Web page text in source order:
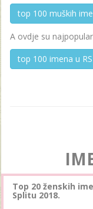
top 100 muških
A ovdje su
top 100 imena u
Top 20 ženskih
Splitu 2018.